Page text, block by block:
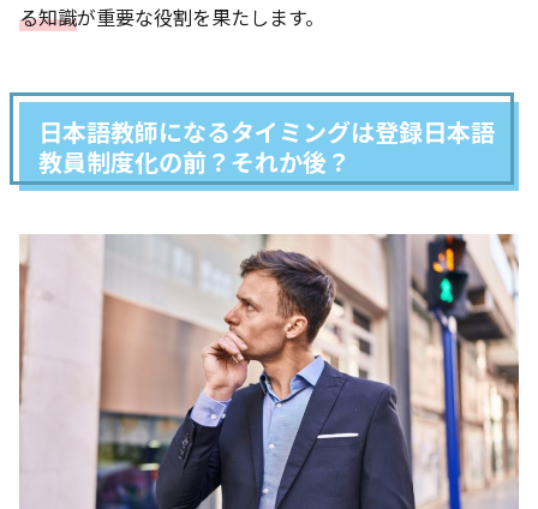
る知識が重要な役割を果たします。
日本語教師になるタイミングは登録日本語
教員制度化の前？それか後？